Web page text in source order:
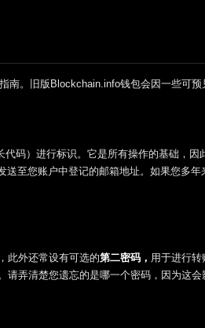
南。旧版Blockchain.info钱包会因一些可预
代码）进行标识。它是所有操作的基础，
至您账户中登记的邮箱地址。如果您多
，此外还常设有可选的第二密码， 用于进行
弄清楚您遗忘的是哪一个密码，因为这